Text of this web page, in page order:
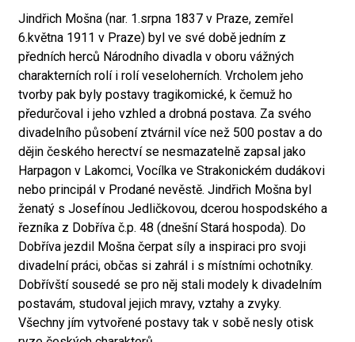
Jindřich Mošna (nar. 1.srpna 1837 v Praze, zemřel
6.května 1911 v Praze) byl ve své době jedním z
předních herců Národního divadla v oboru vážných
charakterních rolí i rolí veseloherních. Vrcholem jeho
tvorby pak byly postavy tragikomické, k čemuž ho
předurčoval i jeho vzhled a drobná postava. Za svého
divadelního působení ztvárnil více než 500 postav a do
dějin českého herectví se nesmazatelně zapsal jako
Harpagon v Lakomci, Vocílka ve Strakonickém dudákovi
nebo principál v Prodané nevěstě. Jindřich Mošna byl
ženatý s Josefínou Jedličkovou, dcerou hospodského a
řezníka z Dobříva č.p. 48 (dnešní Stará hospoda). Do
Dobříva jezdil Mošna čerpat síly a inspiraci pro svoji
divadelní práci, občas si zahrál i s místními ochotníky.
Dobřívští sousedé se pro něj stali modely k divadelním
postavám, studoval jejich mravy, vztahy a zvyky.
Všechny jím vytvořené postavy tak v sobě nesly otisk